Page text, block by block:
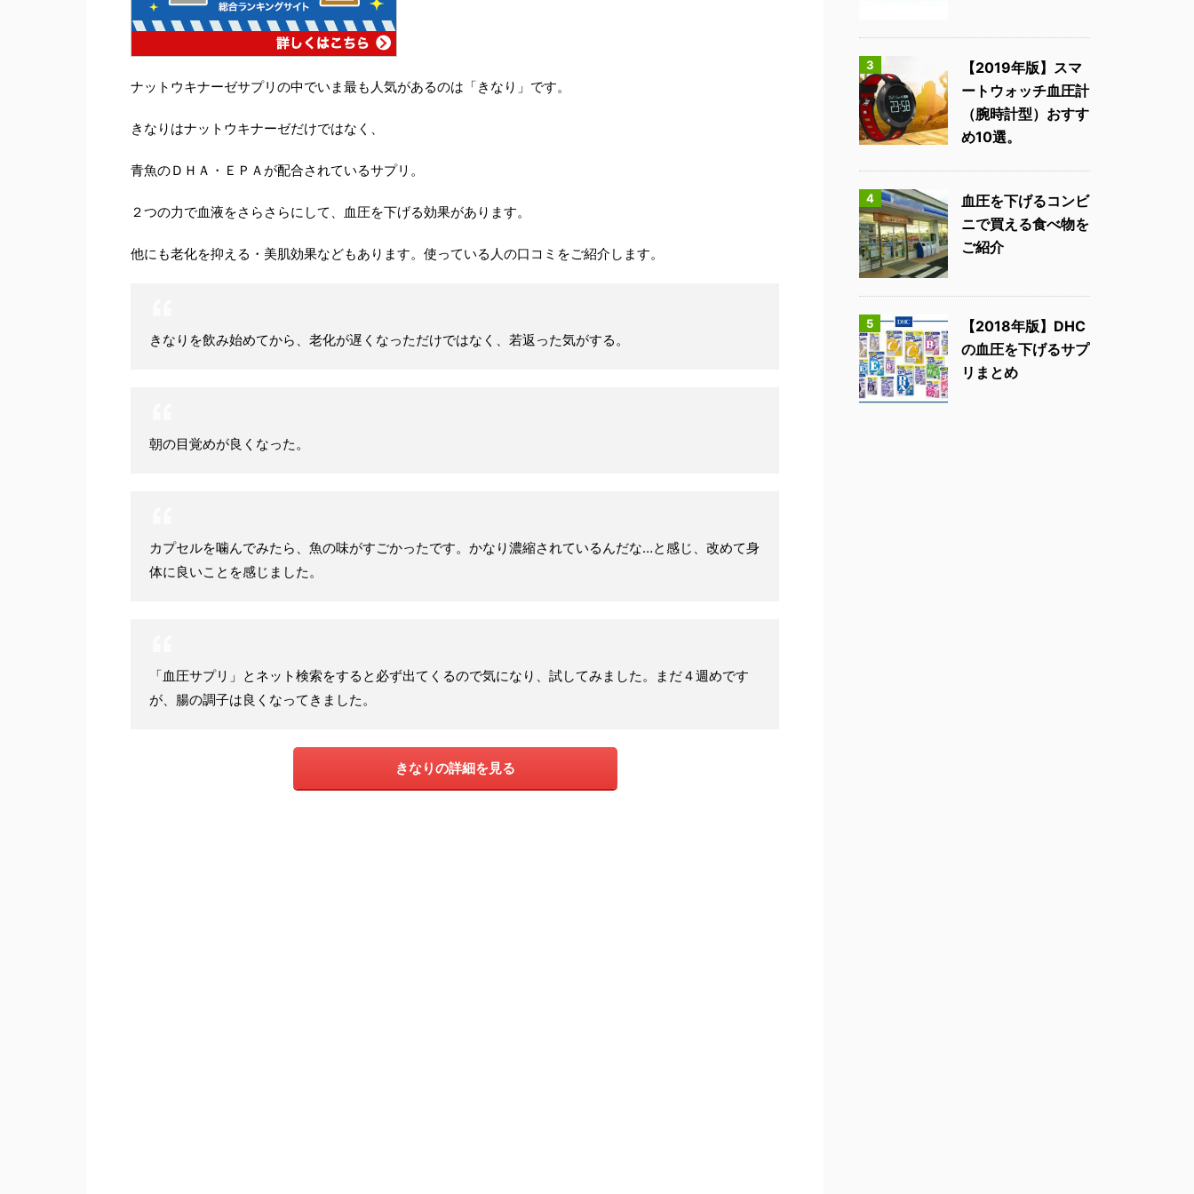
ナットウキナーゼサプリの中でいま最も人気があるのは「きなり」です。
きなりはナットウキナーゼだけではなく、
青魚のＤＨＡ・ＥＰＡが配合されているサプリ。
２つの力で血液をさらさらにして、血圧を下げる効果があります。
他にも老化を抑える・美肌効果などもあります。使っている人の口コミをご紹介します。
きなりを飲み始めてから、老化が遅くなっただけではなく、若返った気がする。
朝の目覚めが良くなった。
カプセルを噛んでみたら、魚の味がすごかったです。かなり濃縮されているんだな…と感じ、改めて身
体に良いことを感じました。
「血圧サプリ」とネット検索をすると必ず出てくるので気になり、試してみました。まだ４週めです
が、腸の調子は良くなってきました。
きなりの詳細を見る
3
【2019年版】スマ
ートウォッチ血圧計
（腕時計型）おすす
め10選。
4
血圧を下げるコンビ
ニで買える食べ物を
ご紹介
5
【2018年版】DHC
の血圧を下げるサプ
リまとめ